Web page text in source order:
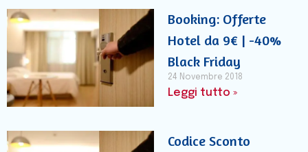
Booking: Offerte
Hotel da 9€ | -40%
Black Friday
24 Novembre 2018
Leggi tutto »
Codice Sconto